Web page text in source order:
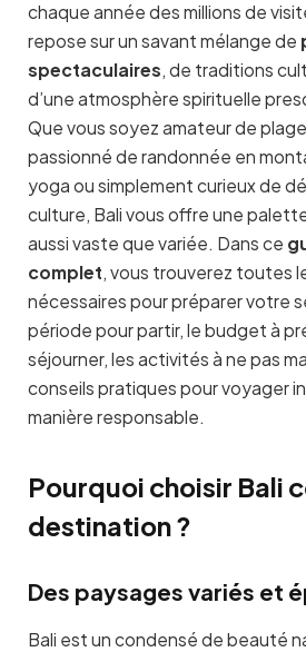
chaque année des millions de
repose sur un savant mélange de
spectaculaires, de traditions
d’une atmosphère spirituelle
Que vous soyez amateur de
passionné de randonnée en
yoga ou simplement curieux de
culture, Bali vous offre une
aussi vaste que variée. Dans ce
complet, vous trouverez toutes
nécessaires pour préparer votre
période pour partir, le budget à
séjourner, les activités à ne pas
conseils pratiques pour voyager
manière responsable.
Pourquoi choisir Bali
destination ?
Des paysages variés et
Bali est un condensé de beauté